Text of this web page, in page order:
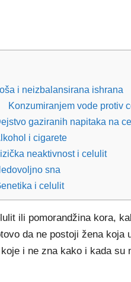
i neizbalansirana ishrana
Konzumiranjem vode protiv
gaziranih napitaka na
i cigarete
neaktivnost i celulit
sna
i celulit
ili pomorandžina kora,
da ne postoji žena koja
i ne zna kako i kada su